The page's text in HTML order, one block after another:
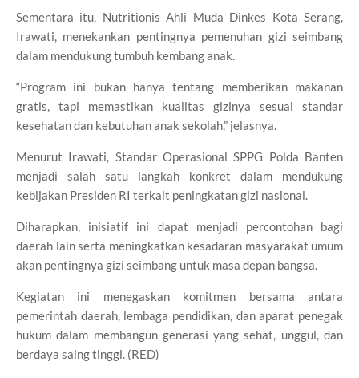
Sementara itu, Nutritionis Ahli Muda Dinkes Kota Serang,
Irawati, menekankan pentingnya pemenuhan gizi seimbang
dalam mendukung tumbuh kembang anak.
“Program ini bukan hanya tentang memberikan makanan
gratis, tapi memastikan kualitas gizinya sesuai standar
kesehatan dan kebutuhan anak sekolah,” jelasnya.
Menurut Irawati, Standar Operasional SPPG Polda Banten
menjadi salah satu langkah konkret dalam mendukung
kebijakan Presiden RI terkait peningkatan gizi nasional.
Diharapkan, inisiatif ini dapat menjadi percontohan bagi
daerah lain serta meningkatkan kesadaran masyarakat umum
akan pentingnya gizi seimbang untuk masa depan bangsa.
Kegiatan ini menegaskan komitmen bersama antara
pemerintah daerah, lembaga pendidikan, dan aparat penegak
hukum dalam membangun generasi yang sehat, unggul, dan
berdaya saing tinggi. (RED)